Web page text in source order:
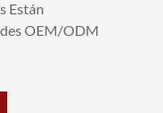
Están
OEM/ODM